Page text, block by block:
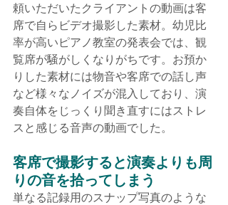
頼いただいたクライアントの動画は客
席で自らビデオ撮影した素材。幼児比
率が高いピアノ教室の発表会では、観
覧席が騒がしくなりがちです。お預か
りした素材には物音や客席での話し声
など様々なノイズが混入しており、演
奏自体をじっくり聞き直すにはストレ
スと感じる音声の動画でした。
客席で撮影すると演奏よりも周
りの音を拾ってしまう
単なる記録用のスナップ写真のような